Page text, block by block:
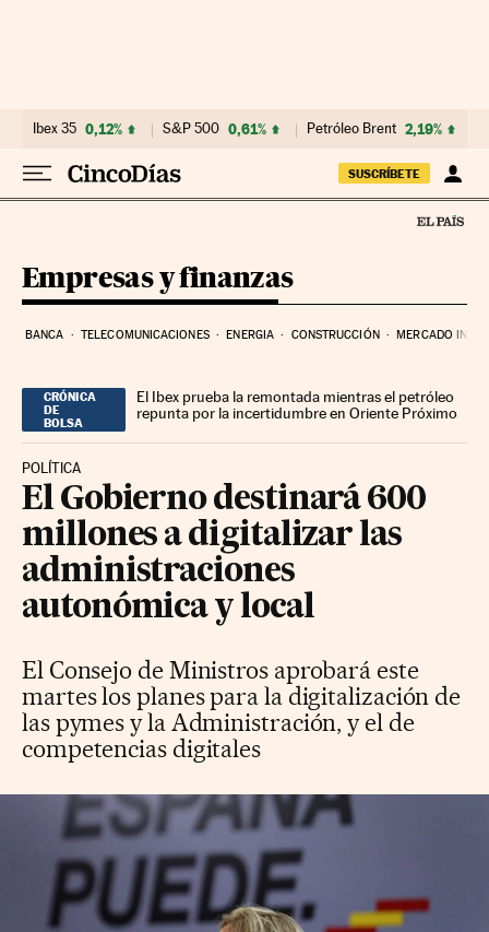
Ibex 35 0,12% S&P 500 0,61% Petróleo Brent 2,19%
SUSCRÍBETE
Empresas y finanzas
BANCA TELECOMUNICACIONES ENERGIA CONSTRUCCIÓN MERCADO
CRÓNICA
DE
BOLSA
El Ibex prueba la remontada mientras el petróleo
repunta por la incertidumbre en Oriente Próximo
POLÍTICA
El Gobierno destinará 600
millones a digitalizar las
administraciones
autonómica y local
El Consejo de Ministros aprobará este
martes los planes para la digitalización de
las pymes y la Administración, y el de
competencias digitales